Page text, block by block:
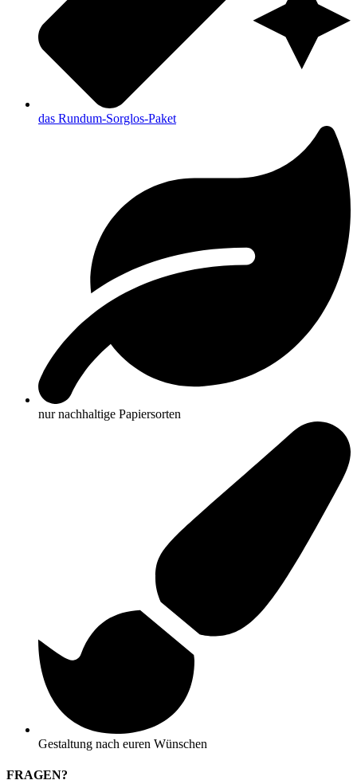
das Rundum-Sorglos-Paket
nur nachhaltige Papiersorten
Gestaltung nach euren Wünschen
FRAGEN?